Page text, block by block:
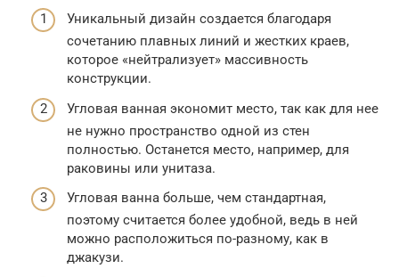
Уникальный дизайн создается благодаря
сочетанию плавных линий и жестких краев,
которое «нейтрализует» массивность
конструкции.
Угловая ванная экономит место, так как для нее
не нужно пространство одной из стен
полностью. Останется место, например, для
раковины или унитаза.
Угловая ванна больше, чем стандартная,
поэтому считается более удобной, ведь в ней
можно расположиться по-разному, как в
джакузи.